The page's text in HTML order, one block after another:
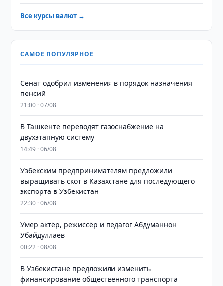
Все курсы валют →
САМОЕ ПОПУЛЯРНОЕ
Сенат одобрил изменения в порядок назначения
пенсий
21:00 · 07/08
В Ташкенте переводят газоснабжение на
двухэтапную систему
14:49 · 06/08
Узбекским предпринимателям предложили
выращивать скот в Казахстане для последующего
экспорта в Узбекистан
22:30 · 06/08
Умер актёр, режиссёр и педагог Абдуманнон
Убайдуллаев
00:22 · 08/08
В Узбекистане предложили изменить
финансирование общественного транспорта